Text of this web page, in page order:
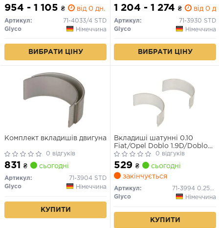
954 - 1 105 ₴ від 0 дн.
Артикул:
71-4033/4 STD
Glyco
Німеччина
ВИБРАТИ ЦІНУ
ALLROAD B8, A4 ALLROAD
B9, A4 B6, A4 B7, A4 B8, A4
B9, A5, A6 C5, A6 C6, A6 C7,
A6 C8, Q2, Q3 1.9D/2.0D/2.5D
1 204 - 1 274 ₴ від 0
Артикул:
71-3930 STD
Glyco
Німеччина
ВИБРАТИ ЦІНУ
Комплект вкладишів двигуна
0 відгуків
831 ₴ сьогодні
Артикул:
71-3904 STD
Glyco
Німеччина
КУПИТИ
Вкладиші шатунні 0.10
Fiat/Opel Doblo 1.9D/Doblo
1.9JTD/Astra,Vectra 1.9
CDTI/223 A6.000/7.000
0 відгуків
529 ₴
сьогодні
закінчується
Артикул:
71-3994 0.25MM
Glyco
Німеччина
КУПИТИ